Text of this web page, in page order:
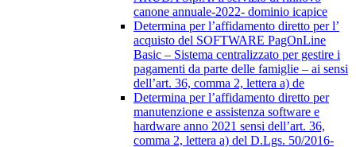
canone annuale-2022- dominio icapice
Determina per l’affidamento diretto per l’
acquisto del SOFTWARE PagOnLine
Basic – Sistema centralizzato per gestire i
pagamenti da parte delle famiglie – ai sensi
dell’art. 36, comma 2, lettera a) de
Determina per l’affidamento diretto per
manutenzione e assistenza software e
hardware anno 2021 sensi dell’art. 36,
comma 2, lettera a) del D.Lgs. 50/2016-